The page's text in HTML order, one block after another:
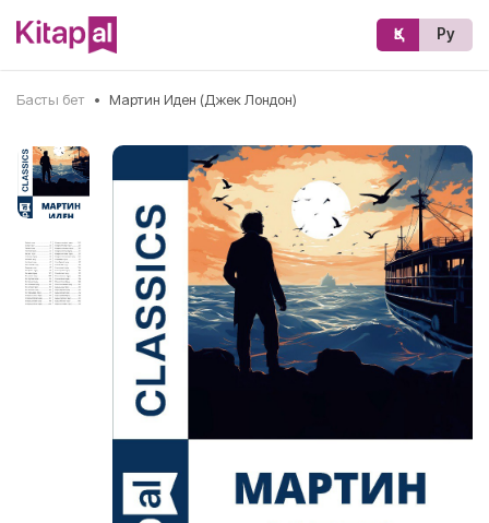
Қз Ру
Басты бет • Мартин Иден (Джек Лондон)